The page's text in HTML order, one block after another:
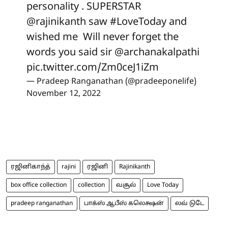
personality . SUPERSTAR
@rajinikanth saw #LoveToday and
wished me Will never forget the
words you said sir @archanakalpathi
pic.twitter.com/Zm0ceJ1iZm
— Pradeep Ranganathan (@pradeeponelife)
November 12, 2022
ரஜினிகாந்த் rajini ரஜினி Rajinikanth
box office collection collection வசூல் Love Today
pradeep ranganathan பாக்ஸ் ஆபீஸ் கலெக்ஷன் லவ் டுடே